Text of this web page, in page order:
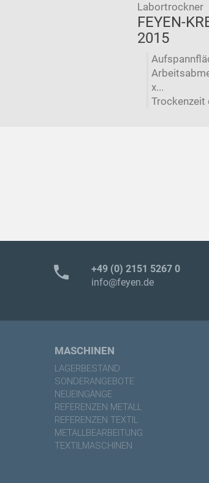
Labortrockner
FEYEN-
2015
x...
Trockenzeit
phone
+49 (0) 2151 5267 0
info@feyen.de
MASCHINEN
LAGERBESTAND
SONDERANGEBOTE
NEUEINGÄNGE
REFERENZEN METALL
REFERENZEN TEXTIL
METALLBEARBEITUNG
TEXTILMASCHINEN